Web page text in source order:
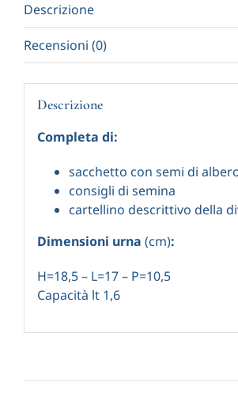
Descrizione
Recensioni (0)
Descrizione
Completa di:
sacchetto con semi di
consigli di semina
cartellino descrittivo della
Dimensioni urna (cm):
H=18,5 – L=17 – P=10,5
Capacità lt 1,6